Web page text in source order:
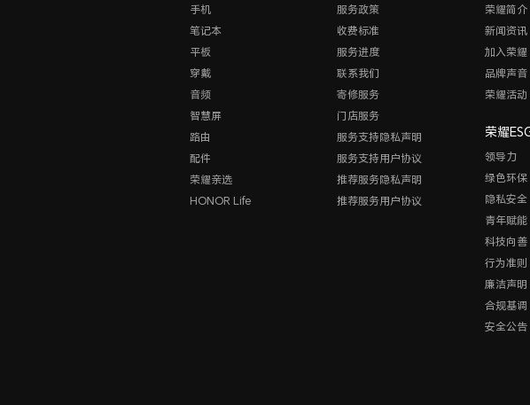
手机
笔记本
平板
穿戴
音频
智慧屏
路由
配件
荣耀亲选
HONOR Life
服务政策
收费标准
服务进度
联系我们
寄修服务
门店服务
服务支持隐私声明
服务支持用户协议
推荐服务隐私声明
推荐服务用户协议
荣耀简介
新闻资讯
加入荣耀
品牌声音
荣耀活动
荣耀
领导力
绿色环保
隐私安全
青年赋能
科技向善
行为准则
廉洁声明
合规基调
安全公告